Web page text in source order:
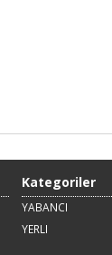
Kategoriler
YABANCI
YERLI